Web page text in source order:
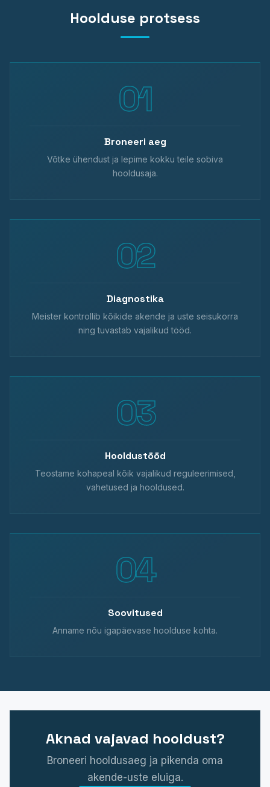
Hoolduse protsess
Broneeri aeg
Võtke ühendust ja lepime kokku teile sobiva
hooldusaja.
Diagnostika
Meister kontrollib kõikide akende ja uste seisukorra
ning tuvastab vajalikud tööd.
Hooldustööd
Teostame kohapeal kõik vajalikud reguleerimised,
vahetused ja hooldused.
Soovitused
Anname nõu igapäevase hoolduse kohta.
Aknad vajavad hooldust?
Broneeri hooldusaeg ja pikenda oma
akende-uste eluiga.